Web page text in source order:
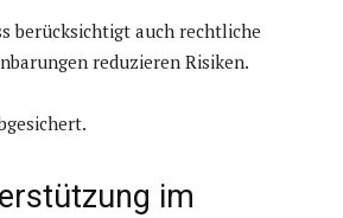
berücksichtigt auch rechtliche
reduzieren Risiken.
im